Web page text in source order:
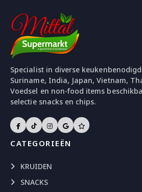
Specialist in diverse
Suriname, India, Japan, Vietnam,
Voedsel en non-food items
selectie snacks en chips.
CATEGORIEËN
KRUIDEN
SNACKS